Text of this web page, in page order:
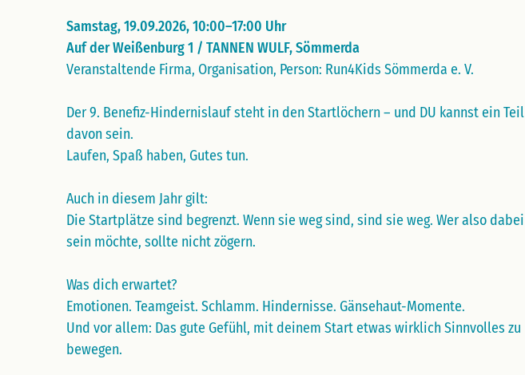
Samstag, 19.09.2026, 10:00–17:00 Uhr
Auf der Weißenburg 1 / TANNEN WULF, Sömmerda
Veranstaltende Firma, Organisation, Person: Run4Kids Sömmerda e. V.
Der 9. Benefiz-Hindernislauf steht in den Startlöchern – und DU kannst ein Teil
davon sein.
Laufen, Spaß haben, Gutes tun.
Auch in diesem Jahr gilt:
Die Startplätze sind begrenzt. Wenn sie weg sind, sind sie weg. Wer also dabei
sein möchte, sollte nicht zögern.
Was dich erwartet?
Emotionen. Teamgeist. Schlamm. Hindernisse. Gänsehaut-Momente.
Und vor allem: Das gute Gefühl, mit deinem Start etwas wirklich Sinnvolles zu
bewegen.